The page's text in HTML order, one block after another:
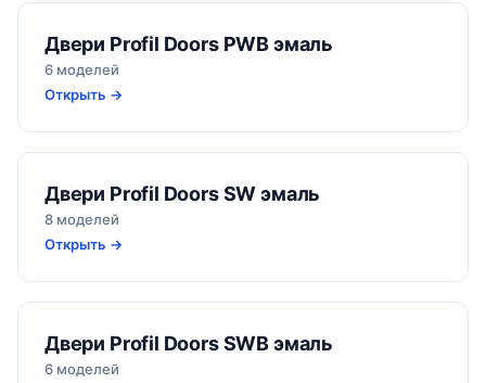
Двери Profil Doors PWB эмаль
6 моделей
Открыть →
Двери Profil Doors SW эмаль
8 моделей
Открыть →
Двери Profil Doors SWB эмаль
6 моделей